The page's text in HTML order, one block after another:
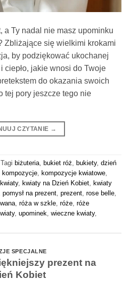
a Ty nadal nie masz upominku
Zbliżające się wielkimi krokami
by podziękować ukochanej
ciepło, jakie wnosi do Twoje
do okazania swoich
tej pory jeszcze tego nie
CZYTANIE →
Tagi biżuteria bukiet róż bukiety, dzień
kompozycje kompozycje kwiatowe
kwiaty, kwiaty na Dzień Kobiet
kwiaty
pomysł na prezent prezent rose belle
róża w szkle róże róże
, upominek wieczne kwiaty,
SPECJALNE
prezent na
Kobiet